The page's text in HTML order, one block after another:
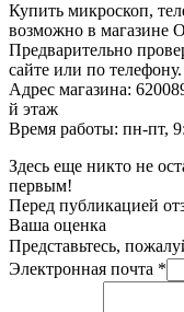
Купить микроскоп,
возможно в магазине
Предварительно
сайте или по телефону.
Адрес магазина:
й этаж
Время работы: пн-пт,
Здесь еще никто не
первым!
Перед публикацией
Ваша оценка
Представьтесь,
Электронная почта *